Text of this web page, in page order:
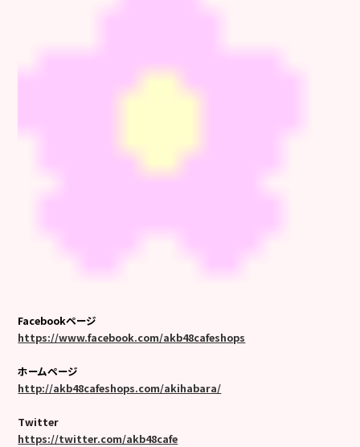
Facebookページ
https://www.facebook.com/akb48cafeshops
ホームページ
http://akb48cafeshops.com/akihabara/
Twitter
https://twitter.com/akb48cafe